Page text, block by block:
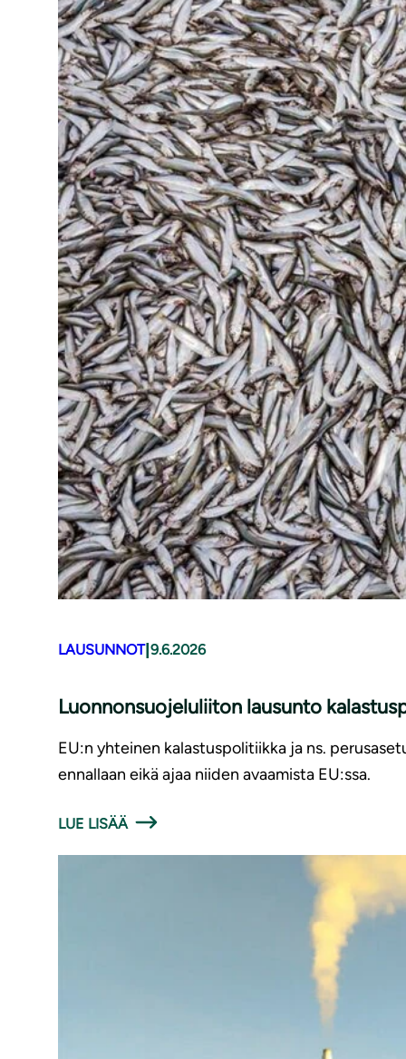
LAUSUNNOT|9.6.2026
Luonnonsuojeluliiton lausunto
EU:n yhteinen kalastuspolitiikka ja ns.
ennallaan eikä ajaa niiden avaamista EU:ssa.
LUE LISÄÄ